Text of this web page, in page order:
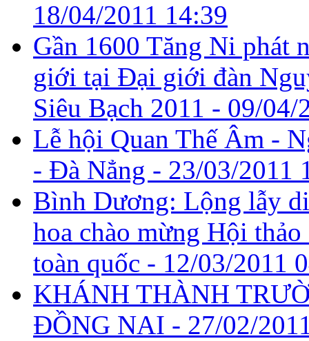
18/04/2011 14:39
Gần 1600 Tăng Ni phát
giới tại Đại giới đàn
Siêu Bạch 2011 - 09/04/
Lễ hội Quan Thế Âm -
- Đà Nẳng - 23/03/2011
Bình Dương: Lộng lẫy
hoa chào mừng Hội
toàn quốc - 12/03/2011
KHÁNH THÀNH
ĐỒNG NAI - 27/02/